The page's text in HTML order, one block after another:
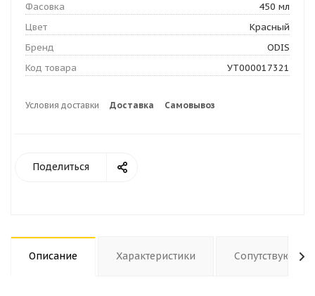
Фасовка
450 мл
Цвет
Красный
Бренд
ODIS
Код товара
УТ000017321
Условия доставки Доставка Самовывоз
Поделиться
Описание Характеристики